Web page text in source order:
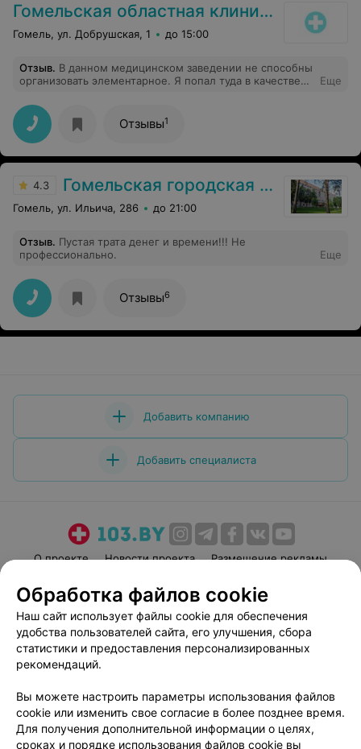
Гомельская областная клиническая психиатрическая больница
Гомель, ул. Добрушская, 1 до 15:00
Отзыв. В данном медицинском заведении не способны
организовать элементарное. Я попал туда в качестве
личное дело. Должностное лицо по фамилии
дымников пс заявило, чтобы я па ехал в военкомат
взял личное дело и привез ему. У меня в повестке
было указано дата и время явки при себе иметь
паспорт. При этом обстоятельстве возник конфликт. В
свое исследование, в итоге которого я стал
"психопатом". Так как я себя не считаю ''психопатом" на
эту медицинскую кантору подал в суд.
Еще
Отзывы1
4.3 Гомельская городская клиническая больница №3
Гомель, ул. Ильича, 286 до 21:00
Отзыв. Пустая трата денег и времени!!! Не
профессионально.
Еще
Отзывы6
Добавить компанию
Добавить специалиста
О проекте Новости проекта
Размещение рекламы
Пользовательское соглашение
Способы оплаты
Вакансии
Партнеры
Написать руководителю 103.by
Персональные настройки cookie
Обработка персональных данных
Обработка файлов cookie
Наш сайт использует файлы cookie для обеспечения
удобства пользователей сайта, его улучшения, сбора
статистики и предоставления персонализированных
рекомендаций.
Вы можете настроить параметры использования файлов
cookie или изменить свое согласие в более позднее время.
Для получения дополнительной информации о целях,
сроках и порядке использования файлов cookie вы